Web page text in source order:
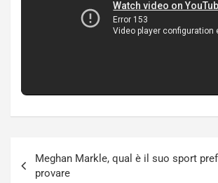
articoli
Meghan Markle, qual è il suo sport
provare